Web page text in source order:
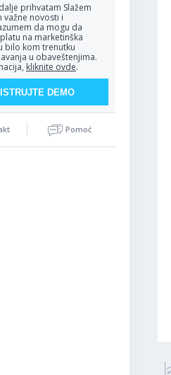
prihvatam Slažem
važne novosti i
da mogu da
na marketinška
bilo kom trenutku
u obaveštenjima.
kliknite ovde.
Pomoć